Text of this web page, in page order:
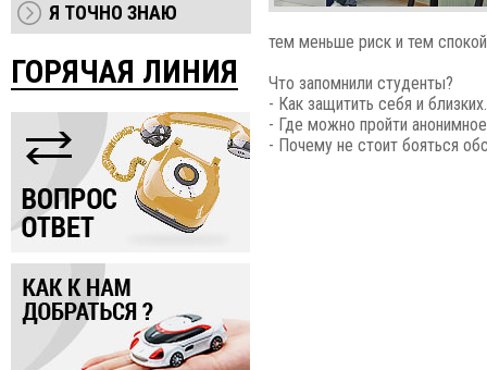
Я ТОЧНО ЗНАЮ
ГОРЯЧАЯ ЛИНИЯ
тем меньше риск и тем
Что запомнили студенты?
- Как защитить себя и близких.
- Где можно пройти
- Почему не стоит бояться